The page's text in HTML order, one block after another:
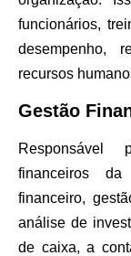
funcionários,
desempenho,
recursos
Gestão
Responsável
financeiros
financeiro,
análise de
de caixa, a